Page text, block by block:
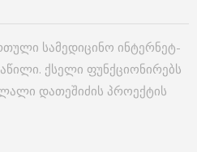
სამედიცინო ინტერნეტ-
ქსელი ფუნქციონირებს
დათეშიძის პროექტის